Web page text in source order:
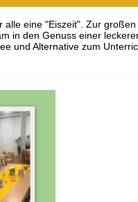
eine "Eiszeit". Zur
in den Genuss einer
und Alternative zum